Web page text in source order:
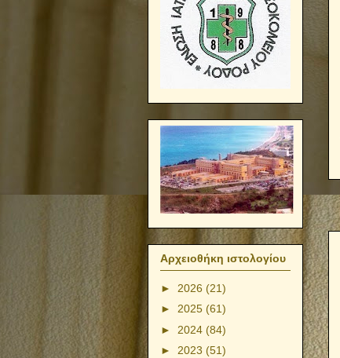
Αρχειοθήκη ιστολογίου
► 2026 (21)
► 2025 (61)
► 2024 (84)
► 2023 (51)